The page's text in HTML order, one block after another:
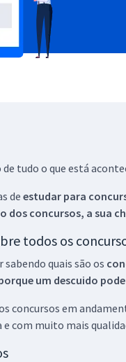
tudo o que está
de estudar para
dosconcursos, a sua
todos os
quais são os
um descuido
concursos em
com muito mais